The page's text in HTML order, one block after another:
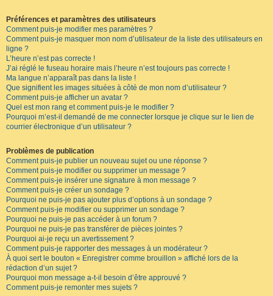
Préférences et paramètres des utilisateurs
Comment puis-je modifier mes paramètres ?
Comment puis-je masquer mon nom d’utilisateur de la liste des utilisateurs en
ligne ?
L’heure n’est pas correcte !
J’ai réglé le fuseau horaire mais l’heure n’est toujours pas correcte !
Ma langue n’apparaît pas dans la liste !
Que signifient les images situées à côté de mon nom d’utilisateur ?
Comment puis-je afficher un avatar ?
Quel est mon rang et comment puis-je le modifier ?
Pourquoi m’est-il demandé de me connecter lorsque je clique sur le lien de
courrier électronique d’un utilisateur ?
Problèmes de publication
Comment puis-je publier un nouveau sujet ou une réponse ?
Comment puis-je modifier ou supprimer un message ?
Comment puis-je insérer une signature à mon message ?
Comment puis-je créer un sondage ?
Pourquoi ne puis-je pas ajouter plus d’options à un sondage ?
Comment puis-je modifier ou supprimer un sondage ?
Pourquoi ne puis-je pas accéder à un forum ?
Pourquoi ne puis-je pas transférer de pièces jointes ?
Pourquoi ai-je reçu un avertissement ?
Comment puis-je rapporter des messages à un modérateur ?
À quoi sert le bouton « Enregistrer comme brouillon » affiché lors de la
rédaction d’un sujet ?
Pourquoi mon message a-t-il besoin d’être approuvé ?
Comment puis-je remonter mes sujets ?